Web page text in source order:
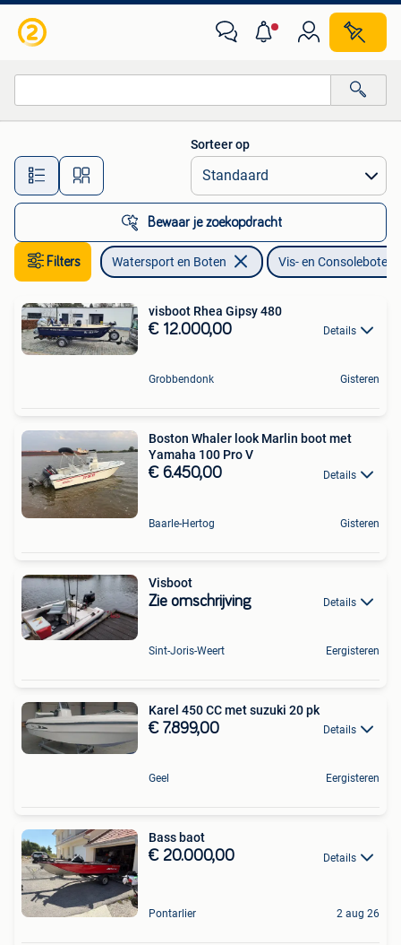
Alle afstanden…
Sorteer op
Bewaar je zoekopdracht
Filters Watersport en Boten Vis- en Consoleboten
visboot Rhea Gipsy 480
€ 12.000,00 Details
Grobbendonk Gisteren
Boston Whaler look Marlin boot met
Yamaha 100 Pro V
€ 6.450,00 Details
Baarle-Hertog Gisteren
Visboot
Zie omschrijving Details
Sint-Joris-Weert Eergisteren
Karel 450 CC met suzuki 20 pk
€ 7.899,00 Details
Geel Eergisteren
Bass baot
€ 20.000,00 Details
Pontarlier 2 aug 26